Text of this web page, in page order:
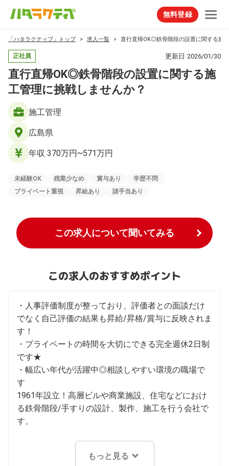
無料登録
「ハタラクティブ」トップ 求人一覧 直行直帰OK◎鉄骨階段の設置に関する施
正社員 更新日 2026/01/30
直行直帰OK◎鉄骨階段の設置に関する施
工管理に挑戦しませんか？
施工管理
広島県
年収 370万円~571万円
未経験OK 残業少なめ 賞与あり
学歴不問
プライベート重視
昇給あり 諸手当あり
この求人について聞いてみる
この求人のおすすめポイント
・人事評価制度が整っており、評価者との面談だけ
でなく自己評価の結果も昇給/昇格/賞与に反映されま
す！
・プライベートの時間を大切にできる完全週休2日制
です★
・幅広い年代が活躍中◎相談しやすい環境の職場で
す
1961年設立！高層ビルや商業施設、住宅などにおけ
る鉄骨階段/手すりの設計、製作、施工を行う会社で
す。
もっと見る